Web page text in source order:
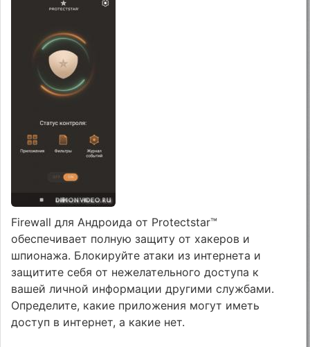
Firewall для Андроида от Protectstar™
обеспечивает полную защиту от хакеров и
шпионажа. Блокируйте атаки из интернета и
защитите себя от нежелательного доступа к
вашей личной информации другими службами.
Определите, какие приложения могут иметь
доступ в интернет, а какие нет.